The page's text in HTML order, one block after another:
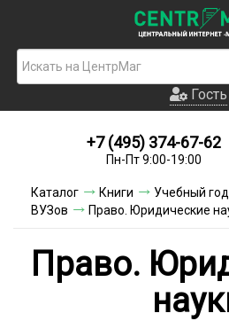
Гость
Новинки
Условия
Контакты
Акции и
Гость
+7 (495) 374-67-62
Пн-Пт 9:00-19:00
Каталог Книги Учебный год
ВУЗов
Право. Юридические
Право.